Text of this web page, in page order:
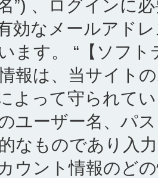
”) 、ログインに
効なメールアド
ます。 “【ソフ
報は、当サイト
よって守られて
ユーザー名、パ
なものであり入
ウント情報のど